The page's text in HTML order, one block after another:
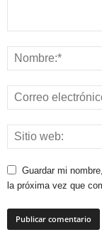
Guardar mi
la próxima vez que